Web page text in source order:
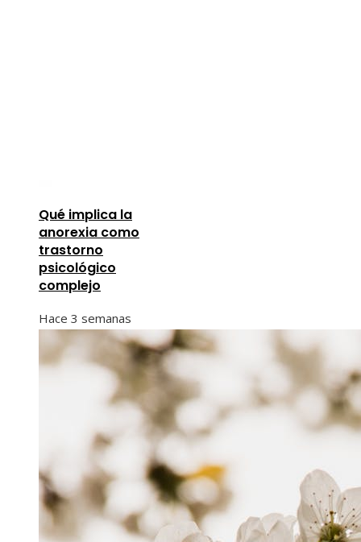
Qué implica la
anorexia como
trastorno
psicológico
complejo
Hace 3 semanas